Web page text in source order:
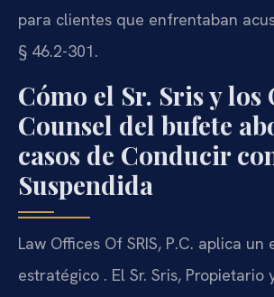
para clientes que enfrentaban
§ 46.2-301.
Cómo el Sr. Sris y los
Counsel del bufete
casos de Conducir
Suspendida
Law Offices Of SRIS, P.C. aplica un
estratégico . El Sr. Sris, Propietario